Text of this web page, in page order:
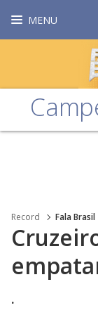
MENU
Record Fala Brasil
.